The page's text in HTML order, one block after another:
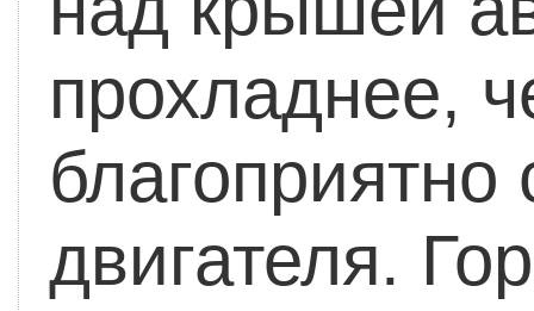
прохладнее,
благоприятно
двигателя.